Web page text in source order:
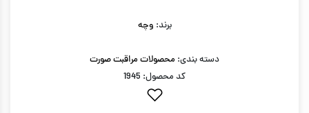
برند: وچه
دسته بندی: محصولات مراقبت صورت
کد محصول: 1945